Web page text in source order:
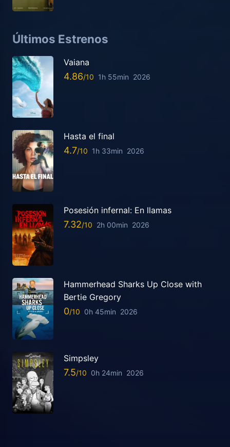
Últimos Estrenos
Vaiana
4.86 1h 55min 2026
Hasta el final
4.7 1h 33min 2026
Posesión infernal: En llamas
7.32 2h 00min 2026
Hammerhead Sharks Up Close with
Bertie Gregory
0 0h 45min 2026
Simpsley
7.5 0h 24min 2026